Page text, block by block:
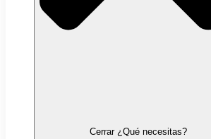
Cerrar ¿Qué necesitas?